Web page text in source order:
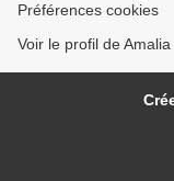
Préférences cookies
Voir le profil de